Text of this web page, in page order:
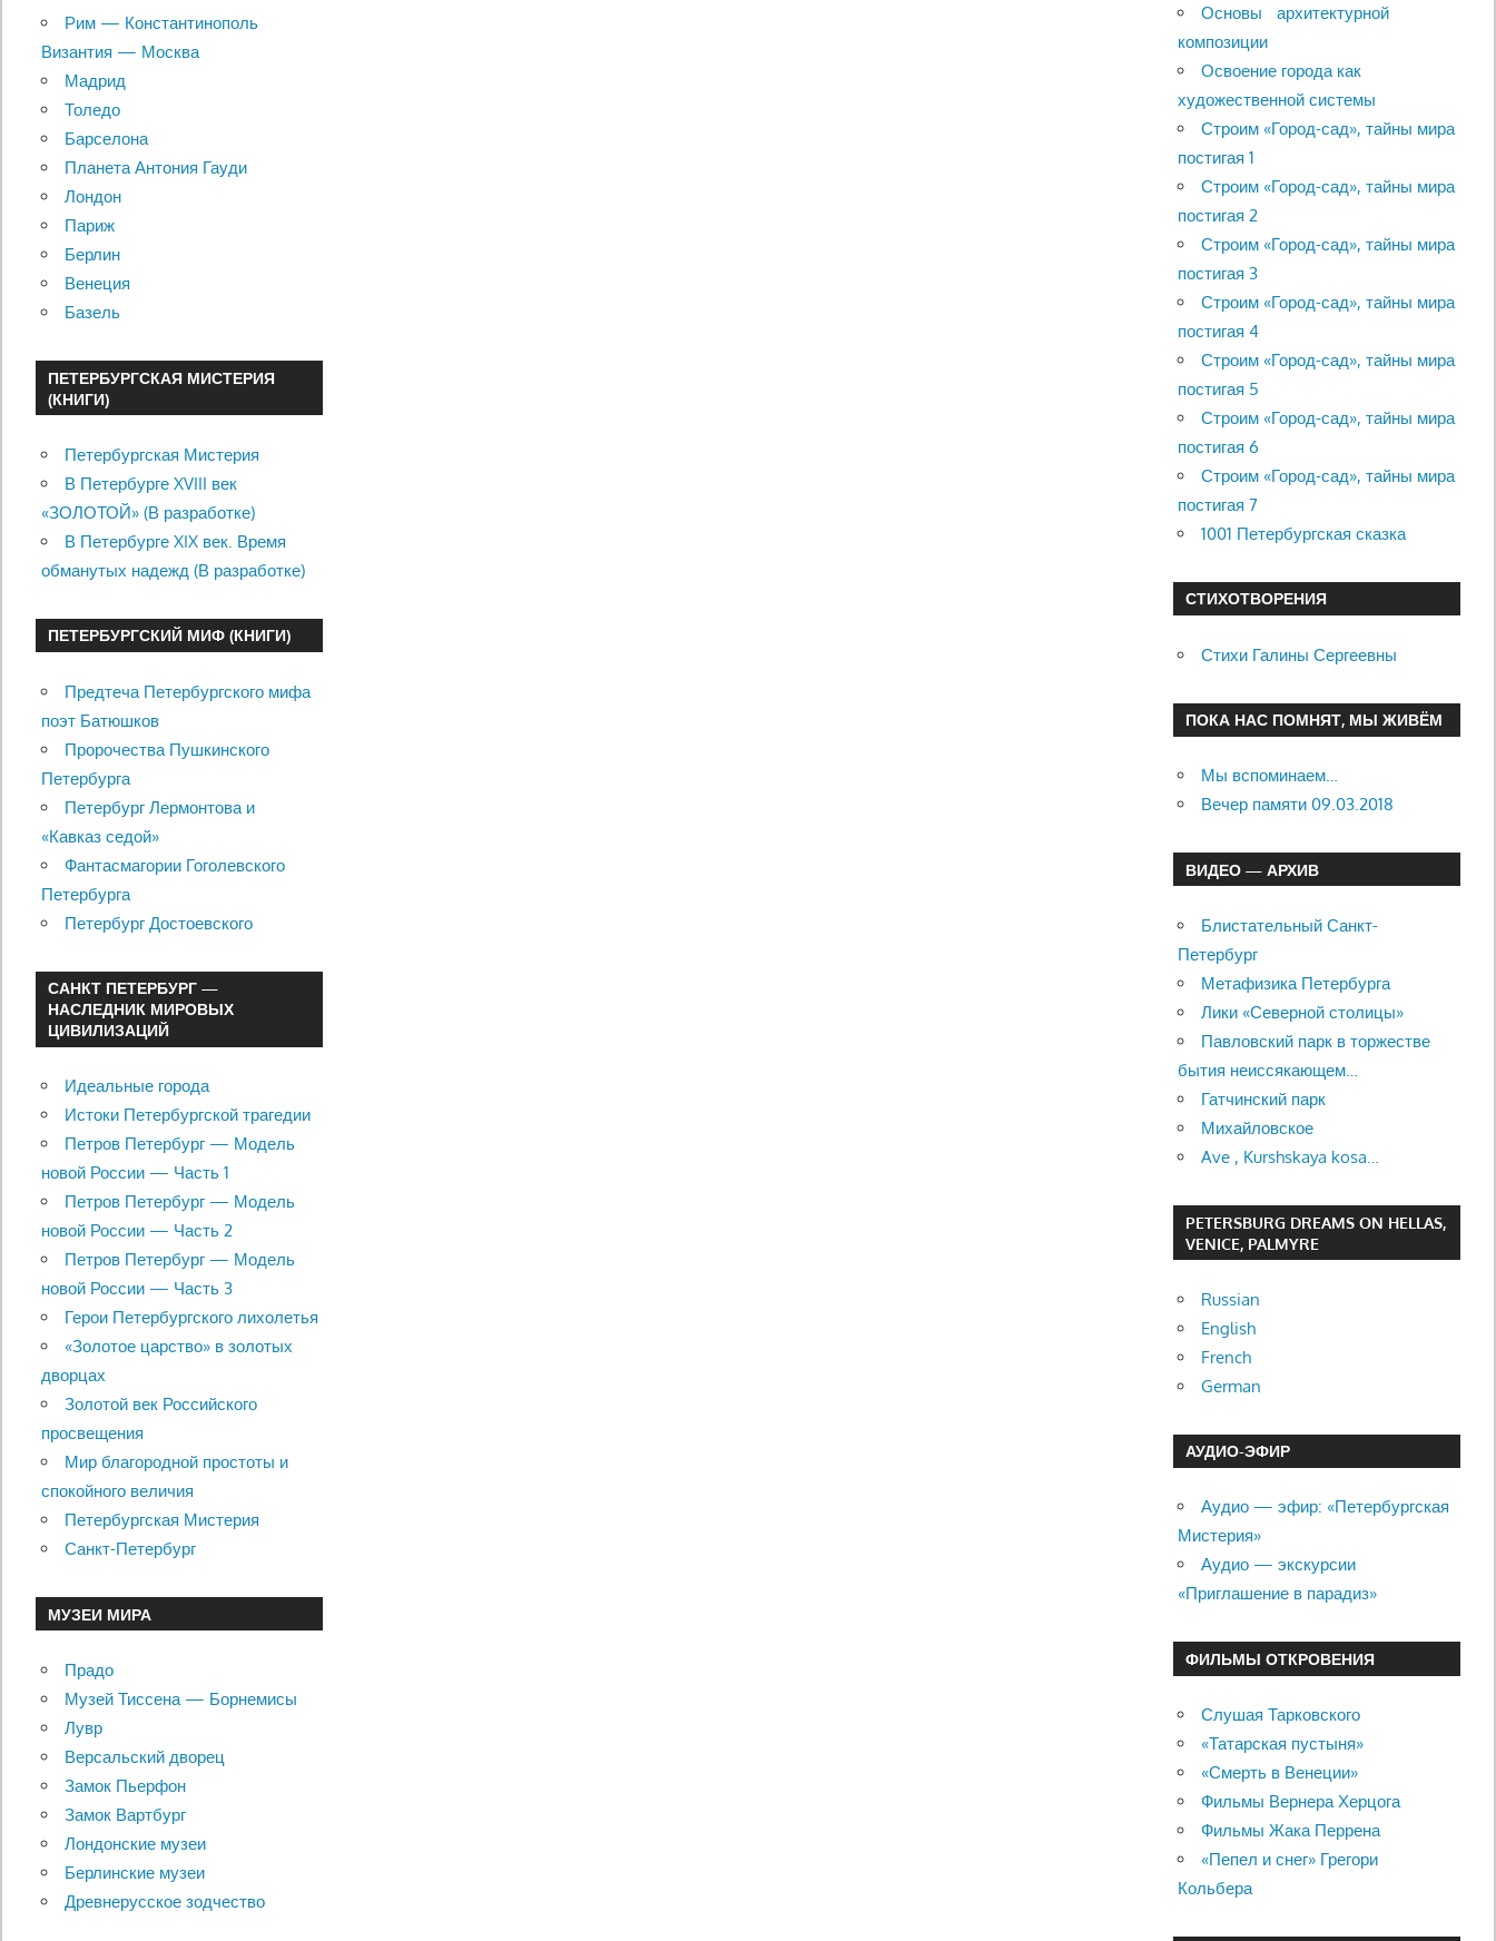
Рим — Константинополь
Византия — Москва
Мадрид
Толедо
Барселона
Планета Антония Гауди
Лондон
Париж
Берлин
Венеция
Базель
ПЕТЕРБУРГСКАЯ МИСТЕРИЯ
(КНИГИ)
Петербургская Мистерия
В Петербурге XVIII век
«ЗОЛОТОЙ» (В разработке)
В Петербурге XIX век. Время
обманутых надежд (В разработке)
ПЕТЕРБУРГСКИЙ МИФ (КНИГИ)
Предтеча Петербургского мифа
поэт Батюшков
Пророчества Пушкинского
Петербурга
Петербург Лермонтова и
«Кавказ седой»
Фантасмагории Гоголевского
Петербурга
Петербург Достоевского
САНКТ ПЕТЕРБУРГ —
НАСЛЕДНИК МИРОВЫХ
ЦИВИЛИЗАЦИЙ
Идеальные города
Истоки Петербургской трагедии
Петров Петербург — Модель
новой России — Часть 1
Петров Петербург — Модель
новой России — Часть 2
Петров Петербург — Модель
новой России — Часть 3
Герои Петербургского лихолетья
«Золотое царство» в золотых
дворцах
Золотой век Российского
просвещения
Мир благородной простоты и
спокойного величия
Петербургская Мистерия
Санкт-Петербург
МУЗЕИ МИРА
Прадо
Музей Тиссена — Борнемисы
Лувр
Версальский дворец
Замок Пьерфон
Замок Вартбург
Лондонские музеи
Берлинские музеи
Древнерусское зодчество
Основы архитектурной
композиции
Освоение города как
художественной системы
Строим «Город-сад», тайны мира
постигая 1
Строим «Город-сад», тайны мира
постигая 2
Строим «Город-сад», тайны мира
постигая 3
Строим «Город-сад», тайны мира
постигая 4
Строим «Город-сад», тайны мира
постигая 5
Строим «Город-сад», тайны мира
постигая 6
Строим «Город-сад», тайны мира
постигая 7
1001 Петербургская сказка
СТИХОТВОРЕНИЯ
Стихи Галины Сергеевны
ПОКА НАС ПОМНЯТ, МЫ ЖИВЁМ
Мы вспоминаем…
Вечер памяти 09.03.2018
ВИДЕО — АРХИВ
Блистательный Санкт-
Петербург
Метафизика Петербурга
Лики «Северной столицы»
Павловский парк в торжестве
бытия неиссякающем…
Гатчинский парк
Михайловское
Ave , Kurshskaya kosa…
PETERSBURG DREAMS ON HELLAS,
VENICE, PALMYRE
Russian
English
French
German
АУДИО-ЭФИР
Аудио — эфир: «Петербургская
Мистерия»
Аудио — экскурсии
«Приглашение в парадиз»
ФИЛЬМЫ ОТКРОВЕНИЯ
Слушая Тарковского
«Татарская пустыня»
«Смерть в Венеции»
Фильмы Вернера Херцога
Фильмы Жака Перрена
«Пепел и снег» Грегори
Кольбера